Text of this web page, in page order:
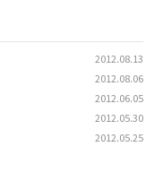
2012.08.13
2012.08.06
2012.06.05
2012.05.30
2012.05.25